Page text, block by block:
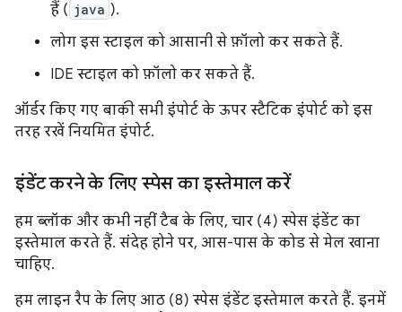
हैं ( java ).
लोग इस स्टाइल को आसानी से फ़ॉलो कर सकते हैं.
IDE स्टाइल को फ़ॉलो कर सकते हैं.
ऑर्डर किए गए बाकी सभी इंपोर्ट के ऊपर स्टैटिक इंपोर्ट को इस
तरह रखें नियमित इंपोर्ट.
इंडेंट करने के लिए स्पेस का इस्तेमाल करें
हम ब्लॉक और कभी नहीं टैब के लिए, चार (4) स्पेस इंडेंट का
इस्तेमाल करते हैं. संदेह होने पर, आस-पास के कोड से मेल खाना
चाहिए.
हम लाइन रैप के लिए आठ (8) स्पेस इंडेंट इस्तेमाल करते हैं. इनमें